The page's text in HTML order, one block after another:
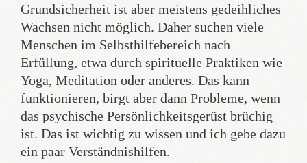
Grundsicherheit ist aber meistens gedeihliches
Wachsen nicht möglich. Daher suchen viele
Menschen im Selbsthilfebereich nach
Erfüllung, etwa durch spirituelle Praktiken wie
Yoga, Meditation oder anderes. Das kann
funktionieren, birgt aber dann Probleme, wenn
das psychische Persönlichkeitsgerüst brüchig
ist. Das ist wichtig zu wissen und ich gebe dazu
ein paar Verständnishilfen.